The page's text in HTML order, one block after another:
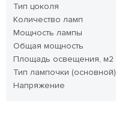
Тип цоколя
Количество ламп
Мощность лампы
Общая мощность
Площадь освещения, м2
Тип лампочки (основной)
Напряжение